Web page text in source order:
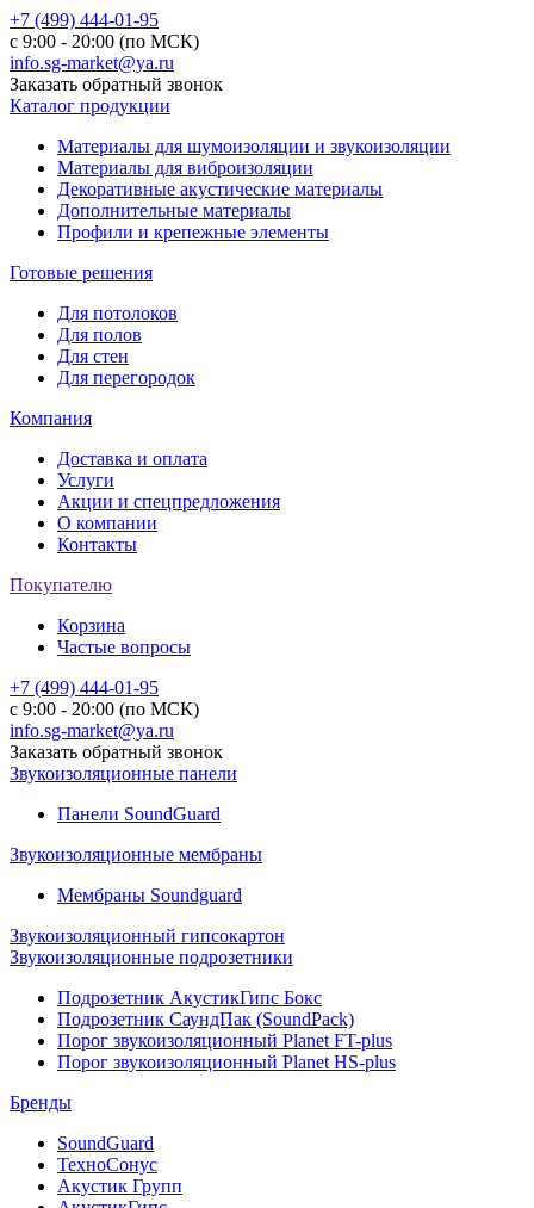
+7 (499) 444-01-95
с 9:00 - 20:00 (по МСК)
info.sg-market@ya.ru
Заказать обратный звонок
Каталог продукции
Материалы для шумоизоляции и звукоизоляции
Материалы для виброизоляции
Декоративные акустические материалы
Дополнительные материалы
Профили и крепежные элементы
Готовые решения
Для потолоков
Для полов
Для стен
Для перегородок
Компания
Доставка и оплата
Услуги
Акции и спецпредложения
О компании
Контакты
Покупателю
Корзина
Частые вопросы
+7 (499) 444-01-95
с 9:00 - 20:00 (по МСК)
info.sg-market@ya.ru
Заказать обратный звонок
Звукоизоляционные панели
Панели SoundGuard
Звукоизоляционные мембраны
Мембраны Soundguard
Звукоизоляционный гипсокартон
Звукоизоляционные подрозетники
Подрозетник АкустикГипс Бокс
Подрозетник СаундПак (SoundPack)
Порог звукоизоляционный Planet FT-plus
Порог звукоизоляционный Planet HS-plus
Бренды
SoundGuard
ТехноСонус
Акустик Групп